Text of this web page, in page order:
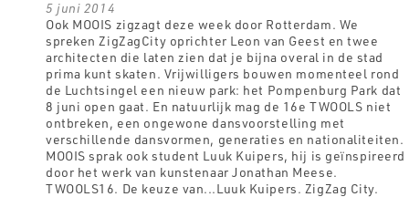
5 juni 2014
Ook MOOIS zigzagt deze week door Rotterdam. We
spreken ZigZagCity oprichter Leon van Geest en twee
architecten die laten zien dat je bijna overal in de stad
prima kunt skaten. Vrijwilligers bouwen momenteel rond
de Luchtsingel een nieuw park: het Pompenburg Park dat
8 juni open gaat. En natuurlijk mag de 16e TWOOLS niet
ontbreken, een ongewone dansvoorstelling met
verschillende dansvormen, generaties en nationaliteiten.
MOOIS sprak ook student Luuk Kuipers, hij is geïnspireerd
door het werk van kunstenaar Jonathan Meese.
TWOOLS16. De keuze van...Luuk Kuipers. ZigZag City.